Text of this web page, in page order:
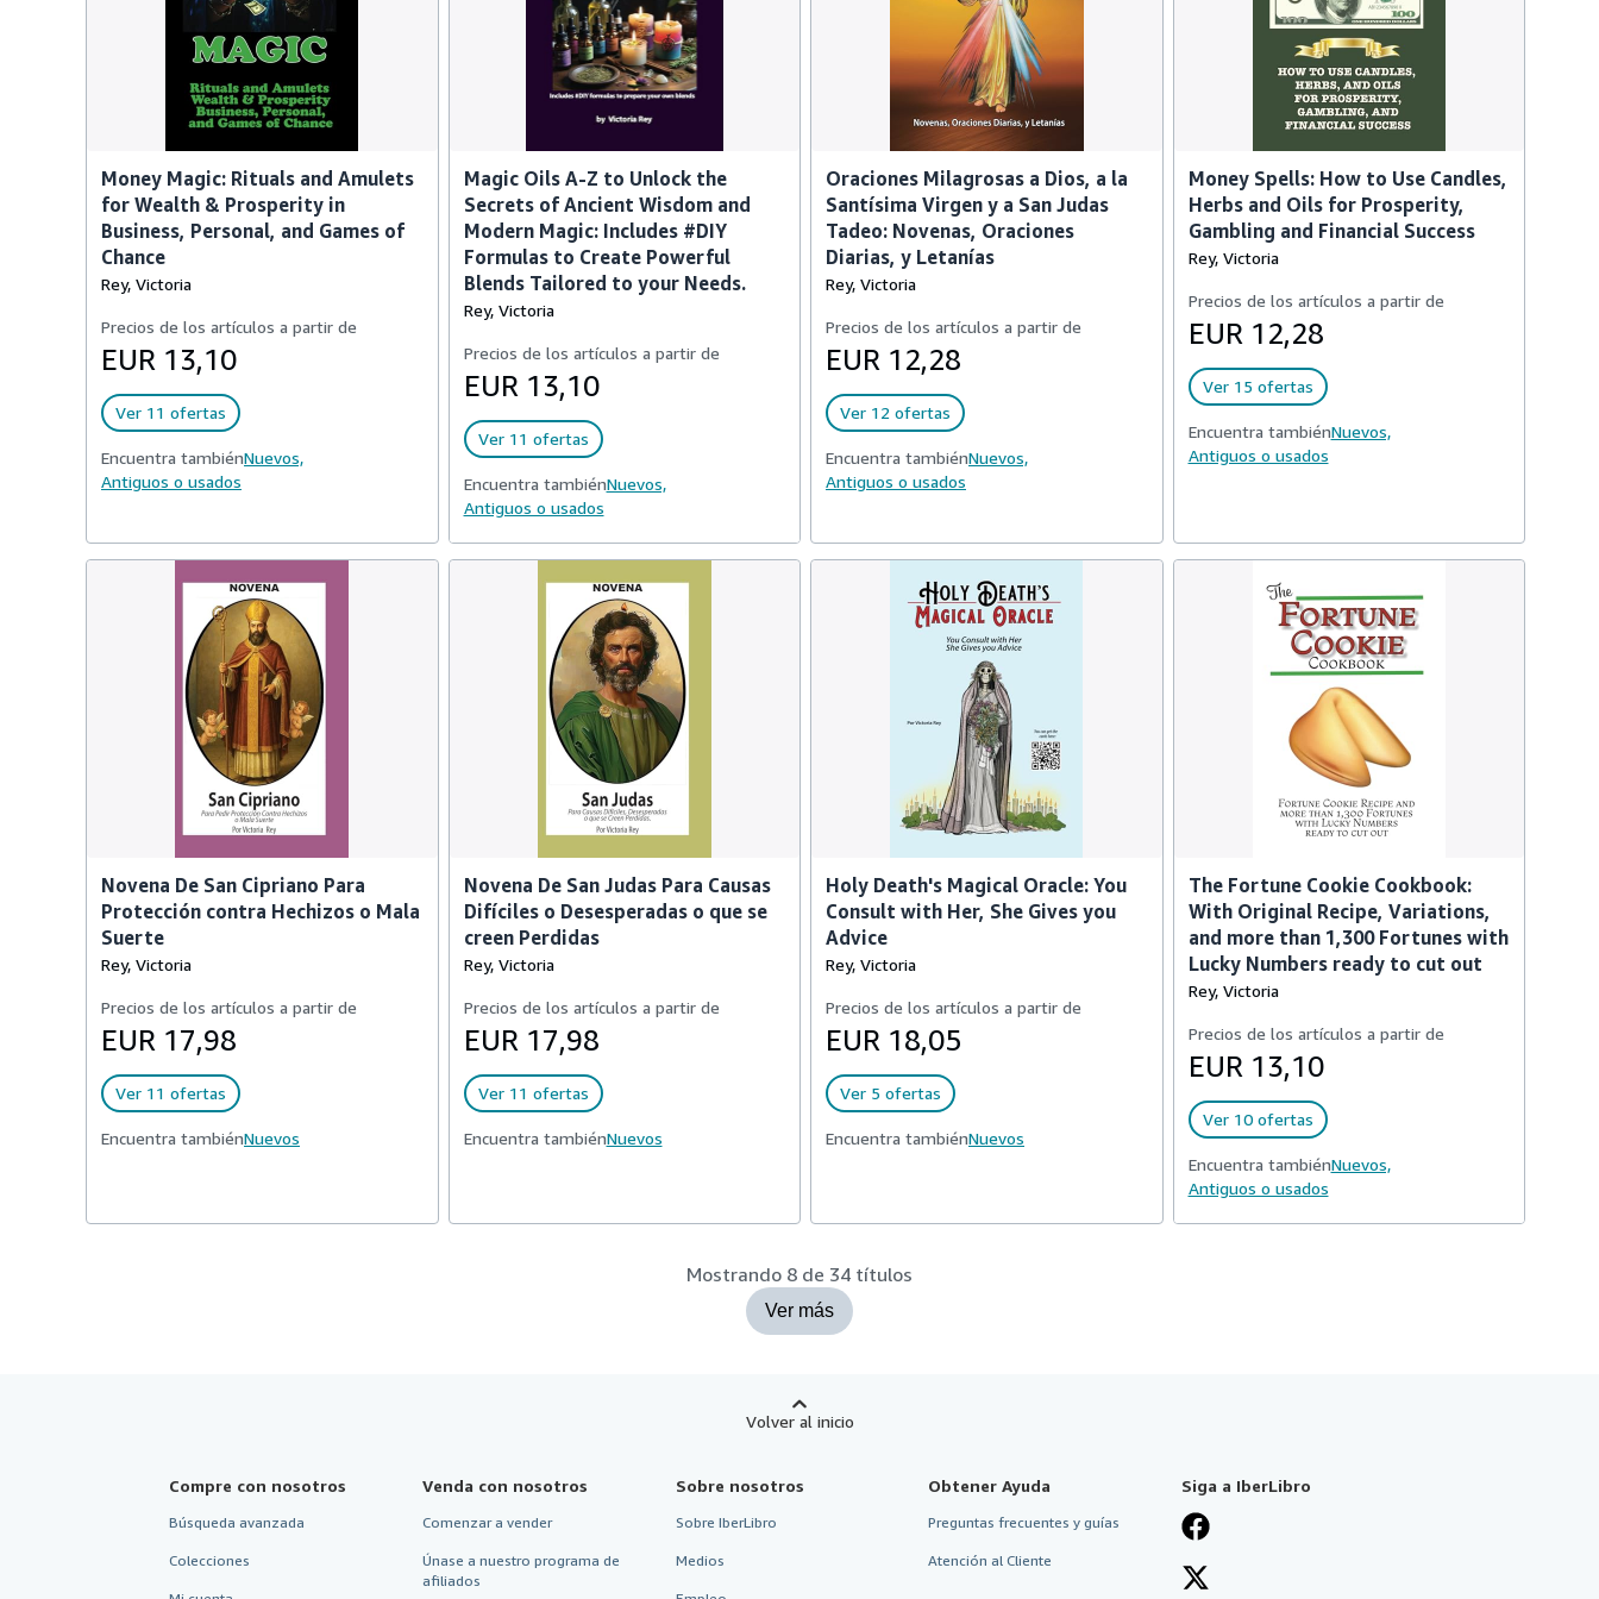
Money Magic: Rituals and Amulets
for Wealth & Prosperity in
Business, Personal, and Games of
Chance
Rey, Victoria
Precios de los artículos a partir de
EUR 13,10
Ver 11 ofertas
Encuentra tambiénNuevos,
Antiguos o usados
Magic Oils A-Z to Unlock the
Secrets of Ancient Wisdom and
Modern Magic: Includes #DIY
Formulas to Create Powerful
Blends Tailored to your Needs.
Rey, Victoria
Precios de los artículos a partir de
EUR 13,10
Ver 11 ofertas
Encuentra tambiénNuevos,
Antiguos o usados
Oraciones Milagrosas a Dios, a la
Santísima Virgen y a San Judas
Tadeo: Novenas, Oraciones
Diarias, y Letanías
Rey, Victoria
Precios de los artículos a partir de
EUR 12,28
Ver 12 ofertas
Encuentra tambiénNuevos,
Antiguos o usados
Money Spells: How to Use Candles,
Herbs and Oils for Prosperity,
Gambling and Financial Success
Rey, Victoria
Precios de los artículos a partir de
EUR 12,28
Ver 15 ofertas
Encuentra tambiénNuevos,
Antiguos o usados
Novena De San Cipriano Para
Protección contra Hechizos o Mala
Suerte
Rey, Victoria
Precios de los artículos a partir de
EUR 17,98
Ver 11 ofertas
Encuentra tambiénNuevos
Novena De San Judas Para Causas
Difíciles o Desesperadas o que se
creen Perdidas
Rey, Victoria
Precios de los artículos a partir de
EUR 17,98
Ver 11 ofertas
Encuentra tambiénNuevos
Holy Death's Magical Oracle: You
Consult with Her, She Gives you
Advice
Rey, Victoria
Precios de los artículos a partir de
EUR 18,05
Ver 5 ofertas
Encuentra tambiénNuevos
The Fortune Cookie Cookbook:
With Original Recipe, Variations,
and more than 1,300 Fortunes with
Lucky Numbers ready to cut out
Rey, Victoria
Precios de los artículos a partir de
EUR 13,10
Ver 10 ofertas
Encuentra tambiénNuevos,
Antiguos o usados
Mostrando 8 de 34 títulos
Ver más
Volver al inicio
Compre con nosotros
Búsqueda avanzada
Colecciones
Venda con nosotros
Comenzar a vender
Únase a nuestro programa de
afiliados
Sobre nosotros
Sobre IberLibro
Medios
Obtener Ayuda
Preguntas frecuentes y guías
Atención al Cliente
Siga a IberLibro